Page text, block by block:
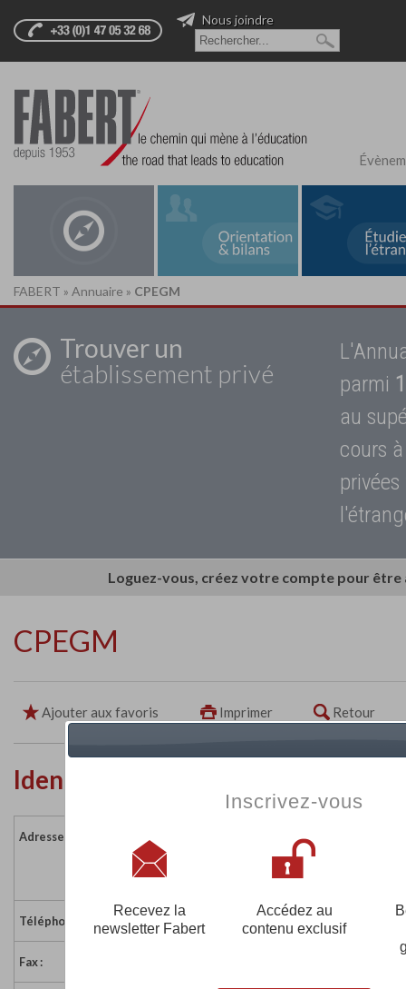
Nous joindre
FABERT » Annuaire » CPEGM
Trouver un
établissement privé
parmi
au
cours
Loguez-vous, créez votre compte pour
CPEGM
Ajouter aux favoris Imprimer Retour
Identité de l'établissement
Adresse :
Les Terrasses de Bonneveine - Bât B
141, avenue de Hambourg
13008 MARSEILLE
Téléphone : 04 91 25 11 47
Fax :
Inscrivez-vous
Recevez la
newsletter Fabert
Accédez au
contenu exclusif